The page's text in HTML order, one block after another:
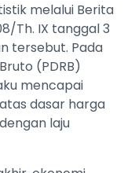
melalui Berita
Th. IX tanggal 3
tersebut. Pada
(PDRB)
mencapai
dasar harga
laju